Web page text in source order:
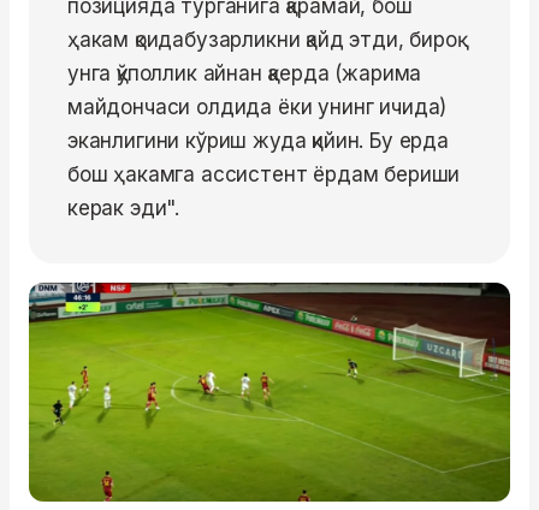
позицияда турганига қарамай, бош
ҳакам қоидабузарликни қайд этди, бироқ
унга қўполлик айнан қаерда (жарима
майдончаси олдида ёки унинг ичида)
эканлигини кўриш жуда қийин. Бу ерда
бош ҳакамга ассистент ёрдам бериши
керак эди".